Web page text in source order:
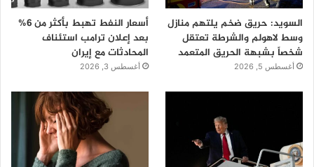
السويد: حريق ضخم يلتهم منازل
وسط لاهولم والشرطة تعتقل
شخصاً بشبهة الحريق المتعمد
أغسطس 5, 2026
أسعار النفط تهبط بأكثر من 6%
بعد إعلان ترامب استئناف
المحادثات مع إيران
أغسطس 3, 2026